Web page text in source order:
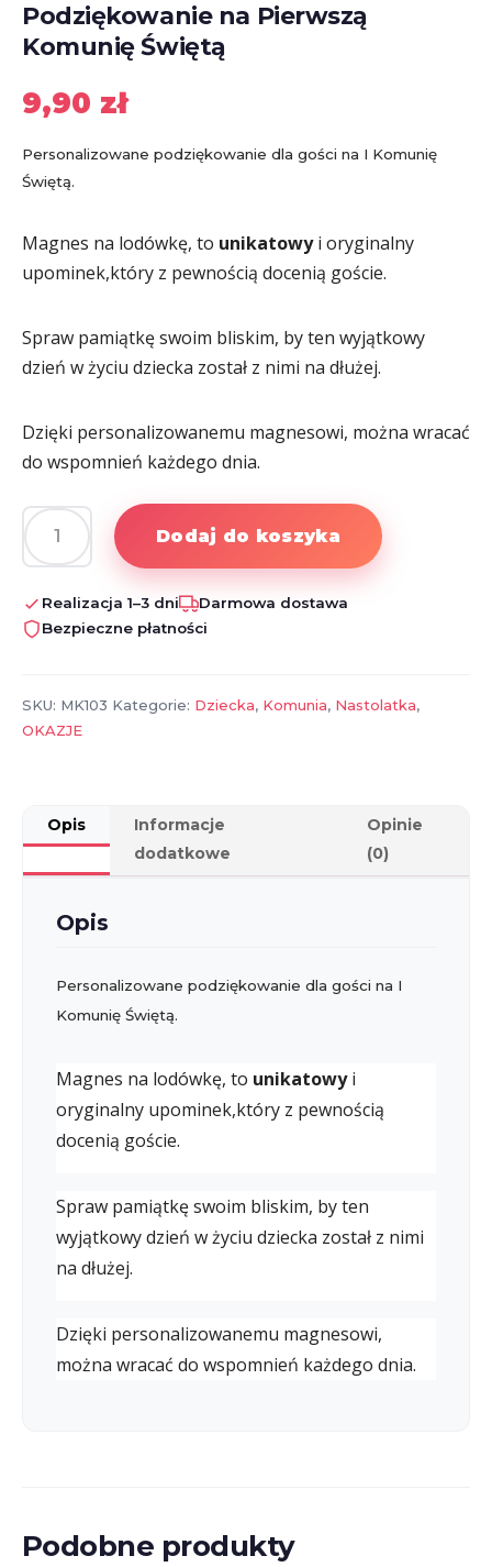
Podziękowanie na Pierwszą
Komunię Świętą
9,90 zł
Personalizowane podziękowanie dla gości na I Komunię
Świętą.
Magnes na lodówkę, to unikatowyi oryginalny
upominek,który z pewnością docenią goście.
Spraw pamiątkę swoim bliskim, by ten wyjątkowy
dzień w życiu dziecka został z nimi na dłużej.
Dzięki personalizowanemu magnesowi, można wracać
do wspomnień każdego dnia.
ilość
Podziękowanie
na
Pierwszą
Dodaj do koszyka
Realizacja 1–3 dni
Darmowa dostawa
Bezpieczne płatności
SKU: MK103 Kategorie: Dziecka, Komunia, Nastolatka,
OKAZJE
Opis
Informacje
dodatkowe
Opinie
(0)
Opis
Personalizowane podziękowanie dla gości na I
Komunię Świętą.
Magnes na lodówkę, to unikatowyi
oryginalny upominek,który z pewnością
docenią goście.
Spraw pamiątkę swoim bliskim, by ten
wyjątkowy dzień w życiu dziecka został z nimi
na dłużej.
Dzięki personalizowanemu magnesowi,
można wracać do wspomnień każdego dnia.
Podobne produkty